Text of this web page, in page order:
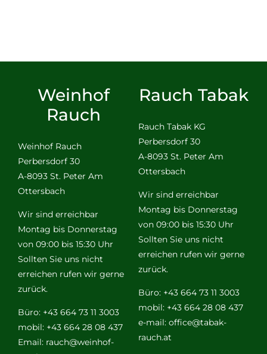
Weinhof
Rauch
Weinhof Rauch
Perbersdorf 30
A-8093 St. Peter Am
Ottersbach
Wir sind erreichbar
Montag bis Donnerstag
von 09:00 bis 15:30 Uhr
Sollten Sie uns nicht
erreichen rufen wir gerne
zurück.
Büro: +43 664 73 11 3003
mobil: +43 664 28 08 437
Email: rauch@weinhof-
Rauch Tabak
Rauch Tabak KG
Perbersdorf 30
A-8093 St. Peter Am
Ottersbach
Wir sind erreichbar
Montag bis Donnerstag
von 09:00 bis 15:30 Uhr
Sollten Sie uns nicht
erreichen rufen wir gerne
zurück.
Büro: +43 664 73 11 3003
mobil: +43 664 28 08 437
e-mail: office@tabak-
rauch.at